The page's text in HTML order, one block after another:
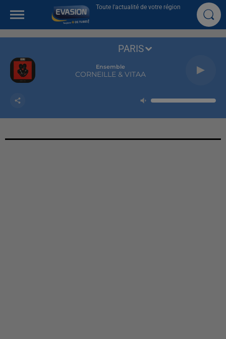
Toute l'actualité de votre région
Ensemble
CORNEILLE & VITAA
PARIS